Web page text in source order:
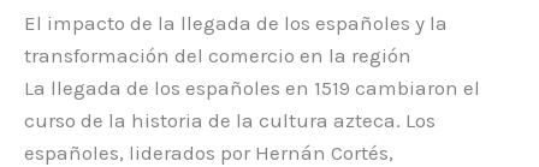
El impacto de la llegada de los españoles y la
transformación del comercio en la región
La llegada de los españoles en 1519 cambiaron el
curso de la historia de la cultura azteca. Los
españoles, liderados por Hernán Cortés,